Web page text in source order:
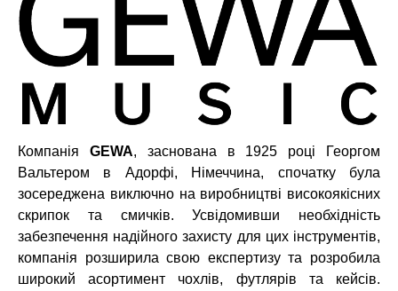
Компанія GEWA,
заснована в 1925 році Георгом
Вальтером в Адорфі, Німеччина, спочатку була
зосереджена виключно на виробництві високоякісних
скрипок та смичків. Усвідомивши необхідність
забезпечення надійного захисту для цих інструментів,
компанія розширила свою експертизу та розробила
широкий асортимент чохлів, футлярів та кейсів.